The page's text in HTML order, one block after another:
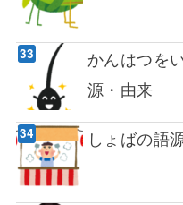
かんはつを
源・由来
しょばの語